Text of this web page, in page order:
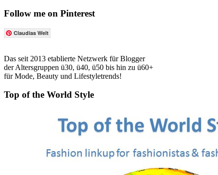
Follow me on Pinterest
Claudias Welt
Das seit 2013 etablierte Netzwerk für Blogger
der Altersgruppen ü30, ü40, ü50 bis hin zu ü60+
für Mode, Beauty und Lifestyletrends!
Top of the World Style